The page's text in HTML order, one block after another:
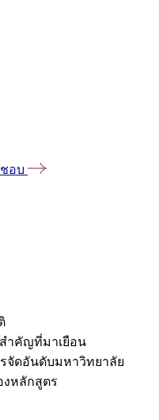
อบ
ำคัญที่มาเยือน
จัดอันดับมหาวิทยาลัย
งหลักสูตร